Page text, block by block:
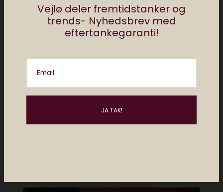
Vejlø deler fremtidstanker og
trends- Nyhedsbrev med
eftertankegaranti!
Email
serien. Har du ikke spillet Tomb Raider i
mange år, så er dette spil kulminationen på,
hvad en moderne fortolkning af Tomb
action, gåder og ét stort eventyr.
Destiny når sit hidtige højdepunkt med
Destiny 2: Forsaken